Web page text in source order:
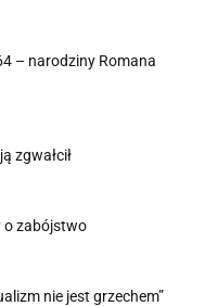
– narodziny Romana
zgwałcił
o zabójstwo
nie jest grzechem”